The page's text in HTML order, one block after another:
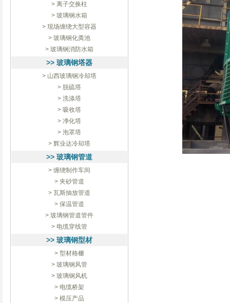
> 离子交换柱
> 玻璃钢水箱
> 现场缠绕大型容器
> 玻璃钢化粪池
> 玻璃钢消防水箱
>> 玻璃钢塔器
> 山西玻璃钢冷却塔
> 脱硫塔
> 洗涤塔
> 吸收塔
> 净化塔
> 泡罩塔
> 辉业达冷却塔
>> 玻璃钢管道
> 缠绕制作车间
> 夹砂管道
> 瓦斯抽放管道
> 保温管道
> 玻璃钢管道管件
> 电缆穿线管
>> 玻璃钢型材
> 型材格栅
> 玻璃钢风管
> 玻璃钢风机
> 电缆桥架
> 模压产品